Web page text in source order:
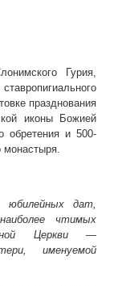
Гурия,
празднования
иконы Божией
обретения и 500-
монастыря.
юбилейных дат,
чтимых
Церкви —
именуемой